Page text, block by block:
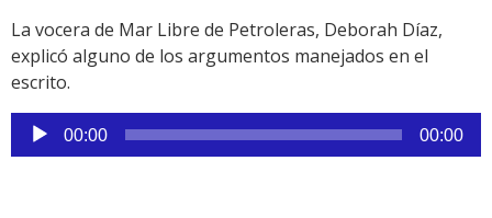
La vocera de Mar Libre de Petroleras, Deborah Díaz,
explicó alguno de los argumentos manejados en el
escrito.
Reproductor
de
00:00 00:00